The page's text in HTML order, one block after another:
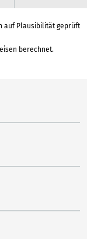
auf Plausibilität geprüft
berechnet.